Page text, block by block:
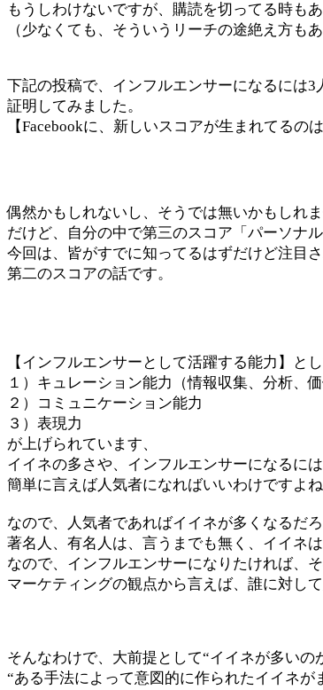
もうしわけないですが、購読を切ってる時もあ
（少なくても、そういうリーチの途絶え方もあ
下記の投稿で、インフルエンサーになるには3
証明してみました。
【Facebookに、新しいスコアが生まれてるの
偶然かもしれないし、そうでは無いかもしれま
だけど、自分の中で第三のスコア「パーソナ
今回は、皆がすでに知ってるはずだけど注目さ
第二のスコアの話です。
【インフルエンサーとして活躍する能力】とし
１）キュレーション能力（情報収集、分析、価
２）コミュニケーション能力
３）表現力
が上げられています、
イイネの多さや、インフルエンサーになるには
簡単に言えば人気者になればいいわけですよね
なので、人気者であればイイネが多くなるだろ
著名人、有名人は、言うまでも無く、イイネ
なので、インフルエンサーになりたければ、
マーケティングの観点から言えば、誰に対し
そんなわけで、大前提として“イイネが多いの
“ある手法によって意図的に作られたイイネが